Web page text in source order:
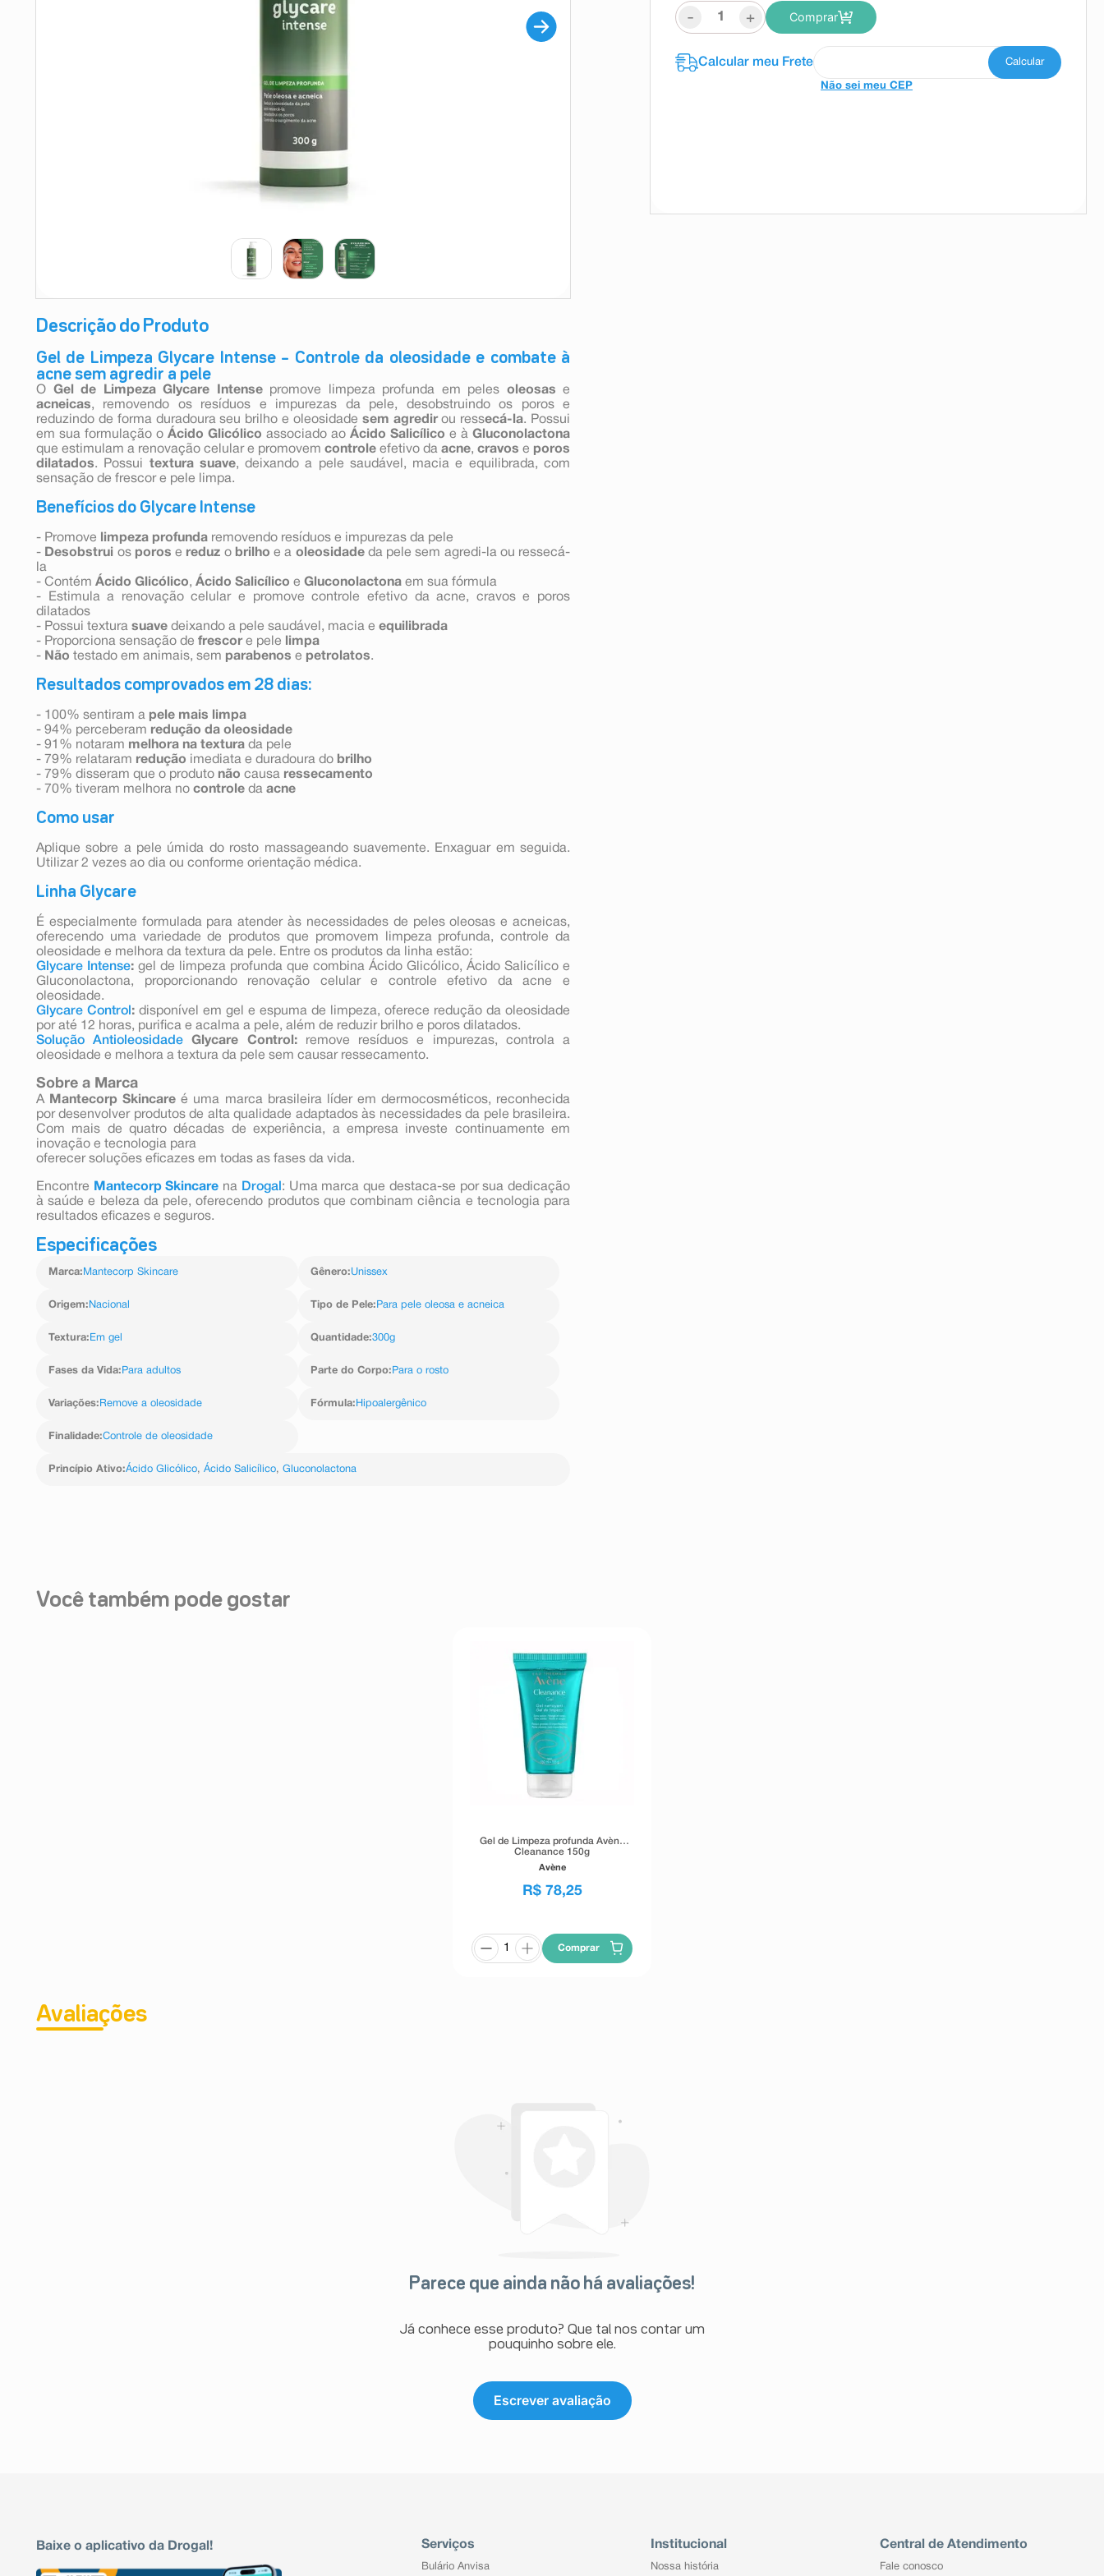
Descrição do Produto
Gel de Limpeza Glycare Intense – Controle da oleosidade e combate à
acne sem agredir a pele
O Gel de Limpeza Glycare Intensepromove limpeza profunda em peles oleosas e
acneicas, removendo os resíduos e impurezas da pele, desobstruindo os poros e
reduzindo de forma duradoura seu brilho e oleosidade sem agredirou ressecá-la. Possui
em sua formulação o Ácido Glicólico associado ao Ácido Salicílico e à Gluconolactona
que estimulam a renovação celular e promovem controle efetivo da acne, cravos e poros
dilatados. Possui textura suave, deixando a pele saudável, macia e equilibrada, com
sensação de frescor e pele limpa.
Benefícios do Glycare Intense
- Promove limpeza profunda removendo resíduos e impurezas da pele
- Desobstrui os poros e reduz o brilho e a oleosidadeda pele sem agredi-la ou ressecá-
la
- Contém Ácido Glicólico, Ácido Salicílico e Gluconolactona em sua fórmula
- Estimula a renovação celular e promove controle efetivo da acne, cravos e poros
dilatados
- Possui textura suave deixando a pele saudável, macia e equilibrada
- Proporciona sensação de frescore pele
limpa
- Não testado em animais, sem parabenos e petrolatos.
Resultados comprovados em 28 dias:
- 100% sentiram a pele mais limpa
- 94% perceberam redução da oleosidade
- 91% notaram melhora na textura da pele
- 79% relataram redução imediata e duradoura do brilho
- 79% disseram que o produto não causa ressecamento
- 70% tiveram melhora no controle da acne
Como usar
Aplique sobre a pele úmida do rosto massageando suavemente. Enxaguar em seguida.
Utilizar 2 vezes ao dia ou conforme orientação médica.
Linha Glycare
É especialmente formulada para atender às necessidades de peles oleosas e acneicas,
oferecendo uma variedade de produtos que promovem limpeza profunda, controle da
oleosidade e melhora da textura da pele. Entre os produtos da linha estão:​
Glycare Intense: gel de limpeza profunda que combina Ácido Glicólico, Ácido Salicílico e
Gluconolactona, proporcionando renovação celular e controle efetivo da acne e
oleosidade. ​
Glycare Control : disponível em gel e espuma de limpeza, oferece redução da oleosidade
por até 12 horas, purifica e acalma a pele, além de reduzir brilho e poros dilatados. ​
Solução AntioleosidadeGlycare Control:remove resíduos e impurezas, controla a
oleosidade e melhora a textura da pele sem causar ressecamento.
Sobre a Marca
A Mantecorp Skincare é uma marca brasileira líder em dermocosméticos, reconhecida
por desenvolver produtos de alta qualidade adaptados às necessidades da pele brasileira.
Com mais de quatro décadas de experiência, a empresa investe continuamente em
inovação e tecnologia para
oferecer soluções eficazes em todas as fases da vida.
Encontre Mantecorp Skincare na Drogal : Uma marca que destaca-se por sua dedicação
à saúde e beleza da pele, oferecendo produtos que combinam ciência e tecnologia para
resultados eficazes e seguros.
Especificações
Marca: Mantecorp Skincare Gênero:Unissex
Origem: Nacional Tipo de Pele: Para pele oleosa e acneica
Textura: Em gel Quantidade:300g
Fases da Vida: Para adultos Parte do Corpo: Para o rosto
Variações: Remove a oleosidade Fórmula: Hipoalergênico
Finalidade:Controle de oleosidade
Princípio Ativo:Ácido Glicólico, Ácido Salicílico, Gluconolactona
- + Comprar
Não sei meu CEP
Você também pode gostar
Gel de Limpeza profunda Avène
Cleanance 150g
Avène
R$ 78,25
Comprar
Avaliações
Parece que ainda não há avaliações!
Já conhece esse produto? Que tal nos contar um
pouquinho sobre ele.
Escrever avaliação
Baixe o aplicativo da Drogal! Serviços
Bulário Anvisa
Institucional
Nossa história
Central de Atendimento
Fale conosco
teste gravidez